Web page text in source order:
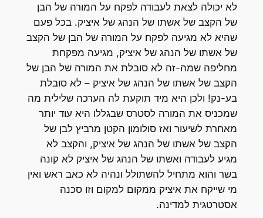
לא יכולה לצאת לעבודה לפקח על המורה של הבן
של הקצב של אשתו של הנהג של איציק. בכל פעם
שהיא לא מגיעה לפקח על המורה של הבן של הקצב
של אשתו של הנהג של איציק, מגיעה מפקחת
מחליפה שמה-זה לא סובלת את המורה של הבן של
הקצב של אשתו של הנהג של איציק – לא סובלת
בע-נק! ולכן היא מיד תוקעת לה הערכה שלילית מה
שמכניס את המורה לסטרס שבגללו היא עוד יותר
מאחרת לשיעור ואז סולומון הקטן מרביץ לבן של
הקצב של אשתו של הנהג של איציק, והקצב לא
מגיע לעבודה ואשתו של הנהג של איציק לא קונה
בשר והוא מתחיל להשתולל ונהיה לא כאב ראש ואין
מי שייקח את איציק ממקום למקום וזו סכנה
אסטרטגית למדינה.